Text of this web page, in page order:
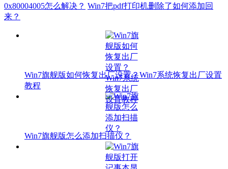
0x80004005怎么解决？ Win7把pdf打印机删除了如何添加回
来？
Win7旗舰版如何恢复出厂设置？Win7系统恢复出厂设置
教程
Win7旗舰版怎么添加扫描仪？